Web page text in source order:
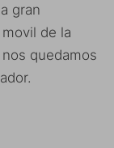
gran
de la
quedamos